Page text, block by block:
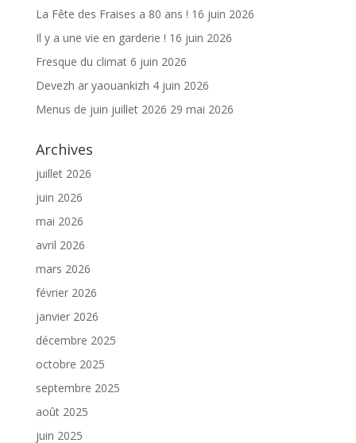
La Fête des Fraises a 80 ans ! 16 juin 2026
Il y a une vie en garderie ! 16 juin 2026
Fresque du climat 6 juin 2026
Devezh ar yaouankizh 4 juin 2026
Menus de juin juillet 2026 29 mai 2026
Archives
juillet 2026
juin 2026
mai 2026
avril 2026
mars 2026
février 2026
janvier 2026
décembre 2025
octobre 2025
septembre 2025
août 2025
juin 2025